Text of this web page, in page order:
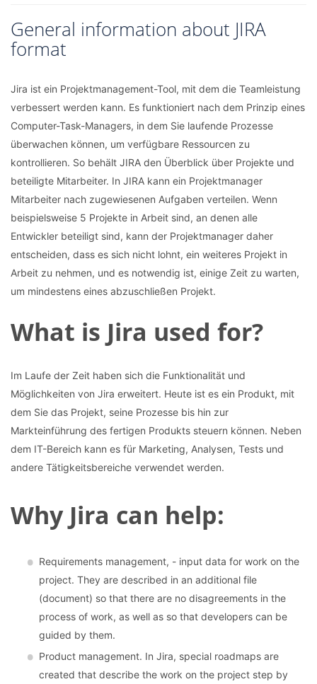
General information about JIRA
format
Jira ist ein Projektmanagement-Tool, mit dem die Teamleistung
verbessert werden kann. Es funktioniert nach dem Prinzip eines
Computer-Task-Managers, in dem Sie laufende Prozesse
überwachen können, um verfügbare Ressourcen zu
kontrollieren. So behält JIRA den Überblick über Projekte und
beteiligte Mitarbeiter. In JIRA kann ein Projektmanager
Mitarbeiter nach zugewiesenen Aufgaben verteilen. Wenn
beispielsweise 5 Projekte in Arbeit sind, an denen alle
Entwickler beteiligt sind, kann der Projektmanager daher
entscheiden, dass es sich nicht lohnt, ein weiteres Projekt in
Arbeit zu nehmen, und es notwendig ist, einige Zeit zu warten,
um mindestens eines abzuschließen Projekt.
What is Jira used for?
Im Laufe der Zeit haben sich die Funktionalität und
Möglichkeiten von Jira erweitert. Heute ist es ein Produkt, mit
dem Sie das Projekt, seine Prozesse bis hin zur
Markteinführung des fertigen Produkts steuern können. Neben
dem IT-Bereich kann es für Marketing, Analysen, Tests und
andere Tätigkeitsbereiche verwendet werden.
Why Jira can help:
Requirements management, - input data for work on the
project. They are described in an additional file
(document) so that there are no disagreements in the
process of work, as well as so that developers can be
guided by them.
Product management. In Jira, special roadmaps are
created that describe the work on the project step by